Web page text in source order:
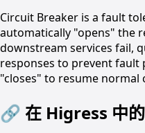
Circuit Breaker is a fault
automatically "opens" the
downstream services fail,
responses to prevent
"closes" to resume normal
🔗 在 Higress 中